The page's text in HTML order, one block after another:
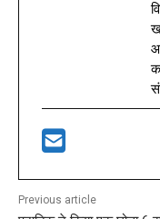
Previous article